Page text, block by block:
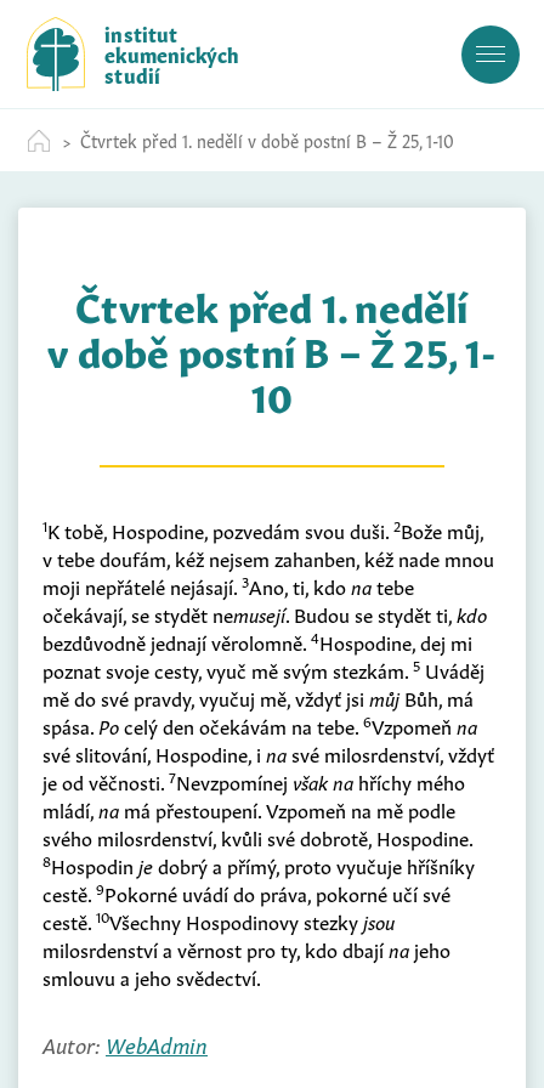
c
institut
ekumenických
studií
Čtvrtek před 1. nedělí v době postní B – Ž 25, 1-10
Čtvrtek před 1. nedělí
v době postní B – Ž 25, 1-
10
1K tobě, Hospodine, pozvedám svou duši. 2Bože můj,
v tebe doufám, kéž nejsem zahanben, kéž nade mnou
moji nepřátelé nejásají. 3Ano, ti, kdonatebe
očekávají, se stydět nemusejí. Budou se stydět ti,kdo
bezdůvodně jednají věrolomně. 4Hospodine, dej mi
poznat svoje cesty, vyuč mě svým stezkám. 5 Uváděj
mě do své pravdy, vyučuj mě, vždyť jsi můjBůh, má
spása. Pocelý den očekávám na tebe. 6Vzpomeň na
své slitování, Hospodine, i nasvé milosrdenství, vždyť
je od věčnosti. 7Nevzpomínej však na hříchy mého
mládí,na má přestoupení. Vzpomeň na mě podle
svého milosrdenství, kvůli své dobrotě, Hospodine.
8Hospodin jedobrý a přímý, proto vyučuje hříšníky
cestě. 9Pokorné uvádí do práva, pokorné učí své
cestě. 10Všechny Hospodinovy stezkyjsou
milosrdenství a věrnost pro ty, kdo dbajína jeho
smlouvu a jeho svědectví.
Autor: WebAdmin